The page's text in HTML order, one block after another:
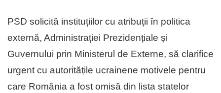
PSD solicită instituțiilor cu atribuții în politica
externă, Administrației Prezidențiale și
Guvernului prin Ministerul de Externe, să clarifice
urgent cu autoritățile ucrainene motivele pentru
care România a fost omisă din lista statelor